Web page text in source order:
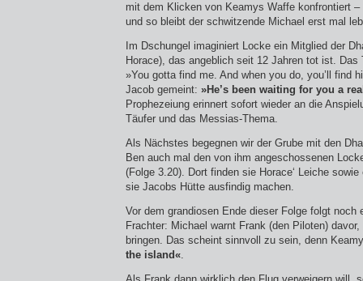
mit dem Klicken von Keamys Waffe konfrontiert
und so bleibt der schwitzende Michael erst mal
Im Dschungel imaginiert Locke ein Mitglied der
Horace), das angeblich seit 12 Jahren tot ist.
»You gotta find me. And when you do, you’ll find
Jacob gemeint: »He’s been waiting for you a
Prophezeiung erinnert sofort wieder an die
Täufer und das Messias-Thema.
Als Nächstes begegnen wir der Grube mit den
Ben auch mal den von ihm angeschossenen
(Folge 3.20). Dort finden sie Horace‘ Leiche
sie Jacobs Hütte ausfindig machen.
Vor dem grandiosen Ende dieser Folge folgt noch
Frachter: Michael warnt Frank (den Piloten)
bringen. Das scheint sinnvoll zu sein, denn
the island«.